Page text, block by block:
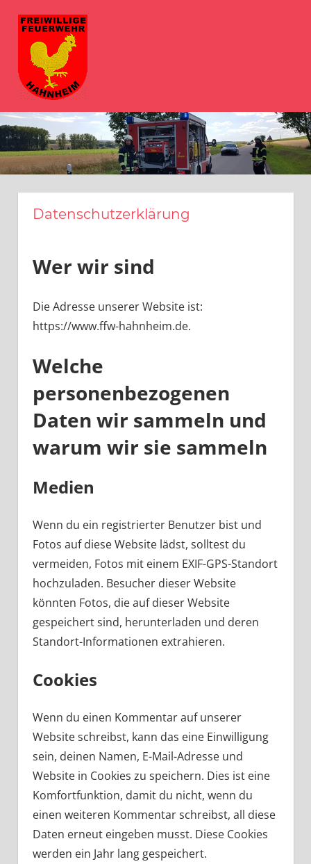
Inhalt
springen
Willkommen
bei
der
Freiwilligen
Hahnheim
Datenschutzerklärung
Wer wir sind
Die Adresse unserer Website ist:
https://www.ffw-hahnheim.de.
Welche
personenbezogenen
Daten wir sammeln und
warum wir sie sammeln
Medien
Wenn du ein registrierter Benutzer bist und
Fotos auf diese Website lädst, solltest du
vermeiden, Fotos mit einem EXIF-GPS-Standort
hochzuladen. Besucher dieser Website
könnten Fotos, die auf dieser Website
gespeichert sind, herunterladen und deren
Standort-Informationen extrahieren.
Cookies
Wenn du einen Kommentar auf unserer
Website schreibst, kann das eine Einwilligung
sein, deinen Namen, E-Mail-Adresse und
Website in Cookies zu speichern. Dies ist eine
Komfortfunktion, damit du nicht, wenn du
einen weiteren Kommentar schreibst, all diese
Daten erneut eingeben musst. Diese Cookies
werden ein Jahr lang gespeichert.